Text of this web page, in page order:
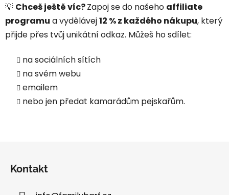
💡 Chceš ještě víc?Zapoj se do našeho affiliate
programu a vydělávej12 % z každého nákupu, který
přijde přes tvůj unikátní odkaz. Můžeš ho sdílet:
na sociálních sítích
na svém webu
emailem
nebo jen předat kamarádům pejskařům.
Kontakt